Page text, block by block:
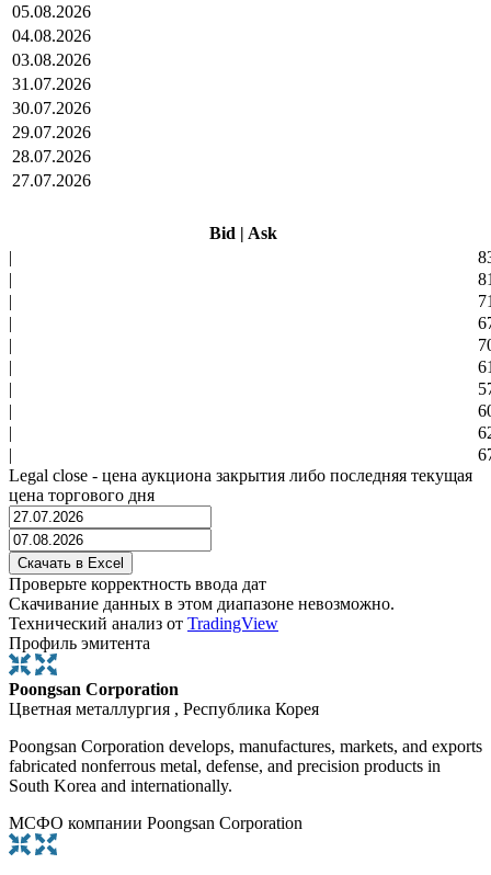
05.08.2026
04.08.2026
03.08.2026
31.07.2026
30.07.2026
29.07.2026
28.07.2026
27.07.2026
Bid | Ask
|
|
|
|
|
|
|
|
|
|
Legal close - цена аукциона закрытия либо последняя текущая
цена торгового дня
Проверьте корректность ввода дат
Скачивание данных в этом диапазоне невозможно.
Технический анализ от TradingView
Профиль эмитента
Poongsan Corporation
Цветная металлургия , Республика Корея
Poongsan Corporation develops, manufactures, markets, and exports
fabricated nonferrous metal, defense, and precision products in
South Korea and internationally.
МСФО компании Poongsan Corporation